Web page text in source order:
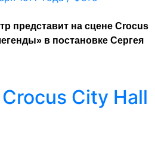
представит на сцене Crocus
в постановке Сергея
City Hall